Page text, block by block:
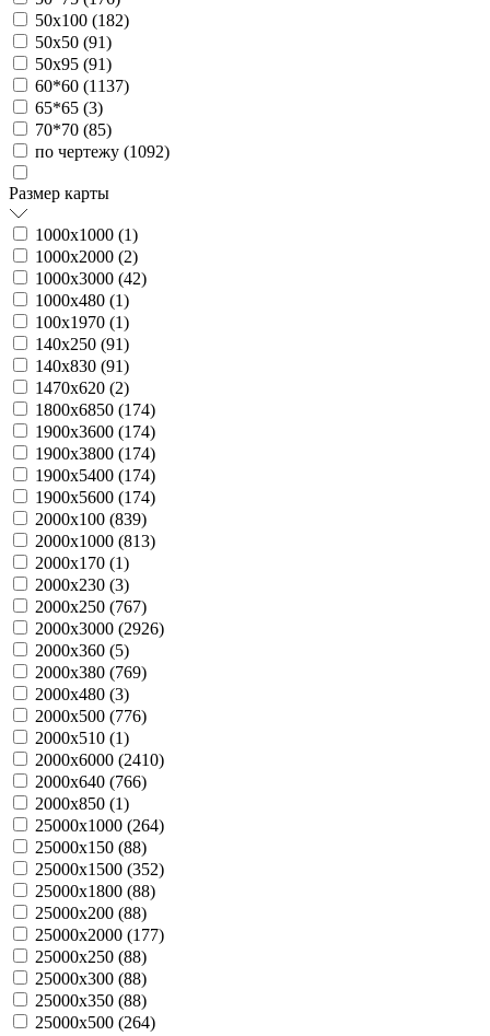
50х100 (182)
50х50 (91)
50х95 (91)
60*60 (1137)
65*65 (3)
70*70 (85)
по чертежу (1092)
Размер карты
1000х1000 (1)
1000х2000 (2)
1000х3000 (42)
1000х480 (1)
100х1970 (1)
140х250 (91)
140х830 (91)
1470х620 (2)
1800х6850 (174)
1900х3600 (174)
1900х3800 (174)
1900х5400 (174)
1900х5600 (174)
2000х100 (839)
2000х1000 (813)
2000х170 (1)
2000х230 (3)
2000х250 (767)
2000х3000 (2926)
2000х360 (5)
2000х380 (769)
2000х480 (3)
2000х500 (776)
2000х510 (1)
2000х6000 (2410)
2000х640 (766)
2000х850 (1)
25000х1000 (264)
25000х150 (88)
25000х1500 (352)
25000х1800 (88)
25000х200 (88)
25000х2000 (177)
25000х250 (88)
25000х300 (88)
25000х350 (88)
25000х500 (264)